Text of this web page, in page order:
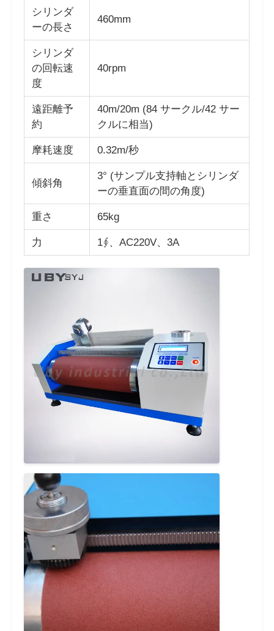
会社案内
品質管理
お問い合わせ
見積依頼
研究室試験装置
環境試験室
ユニバーサルテストマシン
摩耗の試験機
ゴム製試験装置
建築材料の試験装置
パッケージ試験装置
接着剤試験装置
生地試験機
温度および湿気のコントローラー
シリンダ
ーの長さ
460mm
シリンダ
の回転速
度
40rpm
遠距離予
約
40m/20m (84 サークル/42 サー
クルに相当)
摩耗速度 0.32m/秒
傾斜角
3° (サンプル支持軸とシリンダ
ーの垂直面の間の角度)
重さ 65kg
力 1∮、AC220V、3A